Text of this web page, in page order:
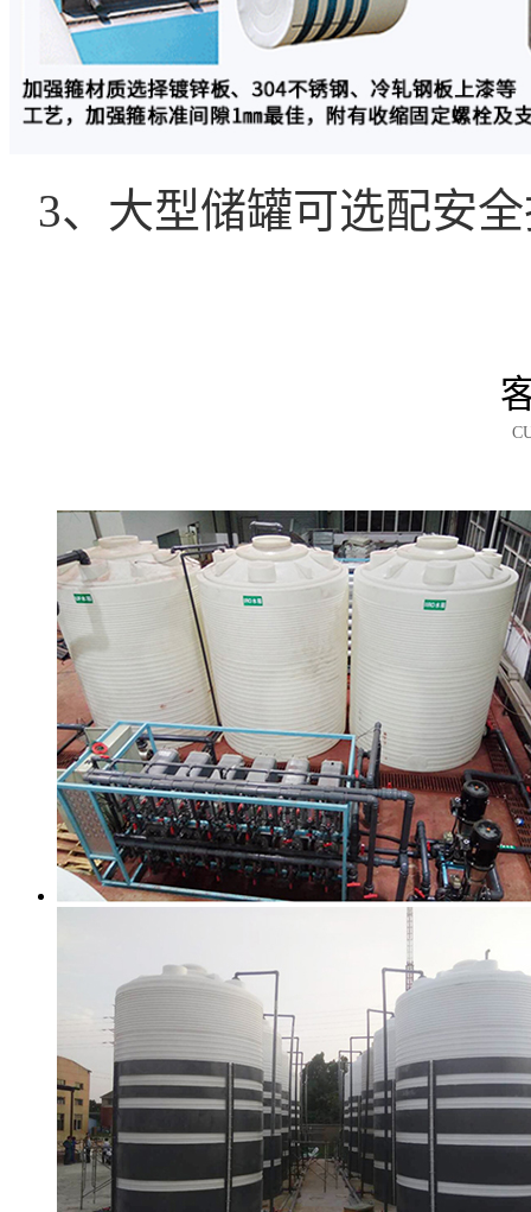
3、大型储罐可选配安